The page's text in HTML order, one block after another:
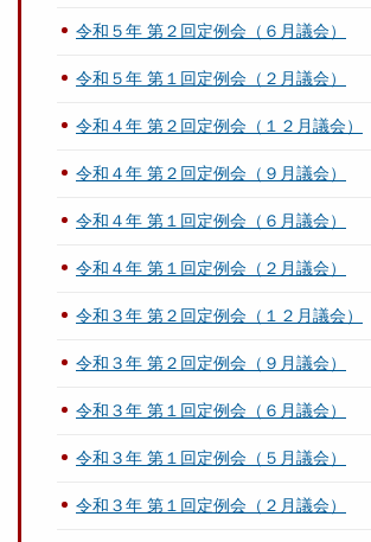
令和５年 第２回定例会（６月議会）
令和５年 第１回定例会（２月議会）
令和４年 第２回定例会（１２月議会）
令和４年 第２回定例会（９月議会）
令和４年 第１回定例会（６月議会）
令和４年 第１回定例会（２月議会）
令和３年 第２回定例会（１２月議会）
令和３年 第２回定例会（９月議会）
令和３年 第１回定例会（６月議会）
令和３年 第１回定例会（５月議会）
令和３年 第１回定例会（２月議会）